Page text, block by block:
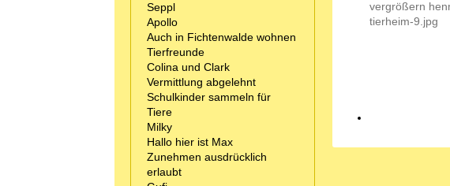
Seppl
Apollo
Auch in Fichtenwalde wohnen
Tierfreunde
Colina und Clark
Vermittlung abgelehnt
Schulkinder sammeln für
Tiere
Milky
Hallo hier ist Max
Zunehmen ausdrücklich
erlaubt